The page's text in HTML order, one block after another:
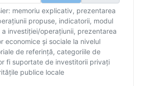
memoriu explicativ, prezentarea
propuse, indicatorii, modul
investiţiei/operaţiunii, prezentarea
economice şi sociale la nivelul
de referinţă, categoriile de
fi suportate de investitorii privaţi
publice locale